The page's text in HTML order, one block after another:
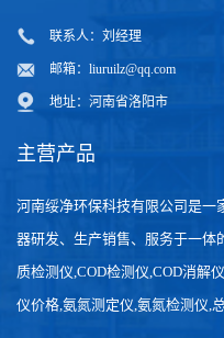
联系人：刘经理
邮箱： liuruilz@qq.com
地址：河南省洛阳市
主营产品
河南绥净环保科技有限公司是一
器研发、生产销售、服务于一体
质检测仪,COD检测仪,COD消解
仪价格,氨氮测定仪,氨氮检测仪,